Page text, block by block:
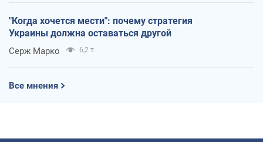
"Когда хочется мести": почему стратегия
Украины должна оставаться другой
Серж Марко 6,2 т.
Все мнения